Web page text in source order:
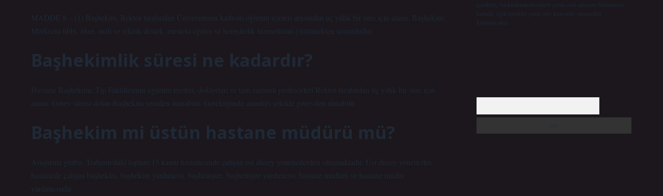
MADDE 8 – (1) Başhekim, Rektör tarafından Üniversitenin kadrolu öğretim üyeleri arasından üç yıllık bir süre için atanır. Başhekim;
Merkezin tıbbi, idari, mali ve teknik destek, mesleki eğitim ve hemşirelik hizmetlerini yürütmekten sorumludur.
Başhekimlik süresi ne kadardır?
Hastane Başhekimi; Tıp Fakültesinin öğretim üyeleri, doktorları ve tam zamanlı profesörleri Rektör tarafından üç yıllık bir süre için
atanır. Görev süresi dolan Başhekim yeniden atanabilir. Gerektiğinde atandığı şekilde görevden alınabilir.
Başhekim mi üstün hastane müdürü mü?
Araştırma grubu, Trabzon’daki toplam 15 kamu hastanesinde çalışan üst düzey yöneticilerden oluşmaktadır. Üst düzey yöneticiler,
hastanede çalışan başhekim, başhekim yardımcısı, başhemşire, başhemşire yardımcısı, hastane müdürü ve hastane müdür
yardımcısıdır.
içerikleri, backlinkpanelicomtr@gmail.com
adresine bildirmeniz
halinde, ilgili içerikler yasal süre içerisinde sitemizden
kaldırılacaktır.